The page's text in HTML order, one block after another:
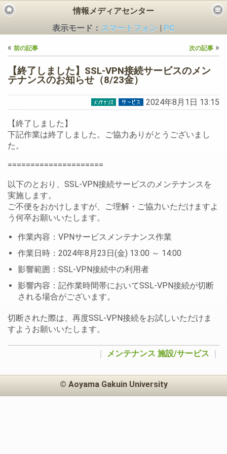
情報メディアセンター
表示モード： スマートフォン
PC
« 前の記事 次の記事 »
【終了しました】SSL-VPN接続サービスのメン
テナンスのお知らせ（8/23金）
2024年8月1日 13:15
【終了しました】
下記作業は終了しました。ご協力ありがとうございまし
た。
=====================
以下のとおり、SSL-VPN接続サービスのメンテナンスを
実施します。
ご不便をおかけしますが、ご理解・ご協力いただけますよ
う何卒お願いいたします。
作業内容：VPNサービスメンテナンス作業
作業日時：2024年8月23日(金) 13:00 ～ 14:00
影響範囲：SSL-VPN接続中の利用者
影響内容：記作業時間帯においてSSL-VPN接続が切断
される場合がございます。
切断された際は、再度SSL-VPN接続をお試しいただけま
すようお願いいたします。
メンテナンス 施設/サービス
© Aoyama Gakuin University